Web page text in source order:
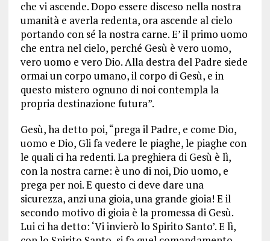
che vi ascende. Dopo essere disceso nella nostra
umanità e averla redenta, ora ascende al cielo
portando con sé la nostra carne. E’ il primo uomo
che entra nel cielo, perché Gesù è vero uomo,
vero uomo e vero Dio. Alla destra del Padre siede
ormai un corpo umano, il corpo di Gesù, e in
questo mistero ognuno di noi contempla la
propria destinazione futura”.
Gesù, ha detto poi, “prega il Padre, e come Dio,
uomo e Dio, Gli fa vedere le piaghe, le piaghe con
le quali ci ha redenti. La preghiera di Gesù è lì,
con la nostra carne: è uno di noi, Dio uomo, e
prega per noi. E questo ci deve dare una
sicurezza, anzi una gioia, una grande gioia! E il
secondo motivo di gioia è la promessa di Gesù.
Lui ci ha detto: ‘Vi invierò lo Spirito Santo’. E lì,